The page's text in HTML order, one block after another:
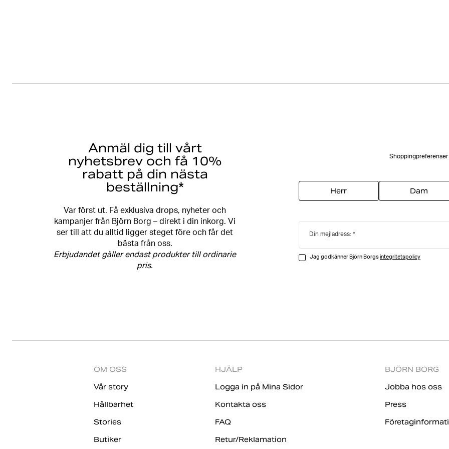
Anmäl dig till vårt
nyhetsbrev och få 10%
rabatt på din nästa
beställning*
Var först ut. Få exklusiva drops, nyheter och
kampanjer från Björn Borg – direkt i din inkorg. Vi
ser till att du alltid ligger steget före och får det
bästa från oss.
Erbjudandet gäller endast produkter till ordinarie
pris.
Shoppingpreferenser
Herr Dam
Din mejladress:
Jag godkänner Björn Borgsintegritetspolicy
OM OSS
Vår story
Hållbarhet
Stories
Butiker
HJÄLP
Logga in på Mina Sidor
Kontakta oss
FAQ
Retur/Reklamation
BJÖRN BORG
Jobba hos oss
Press